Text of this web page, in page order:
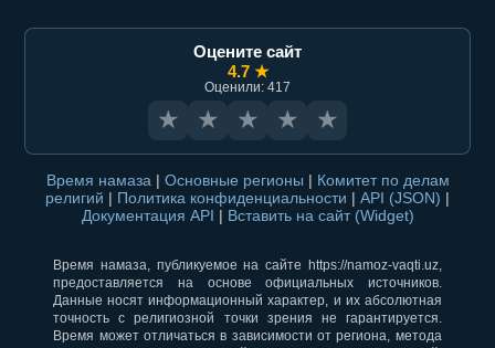
Оцените сайт
4.7 ★
Оценили: 417
★ ★ ★ ★ ★
Время намаза | Основные регионы | Комитет по делам
религий | Политика конфиденциальности | API (JSON) |
Документация API | Вставить на сайт (Widget)
Время намаза, публикуемое на сайте https://namoz-vaqti.uz,
предоставляется на основе официальных источников.
Данные носят информационный характер, и их абсолютная
точность с религиозной точки зрения не гарантируется.
Время может отличаться в зависимости от региона, метода